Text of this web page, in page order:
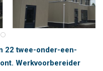
22 twee-onder-een-
Werkvoorbereider